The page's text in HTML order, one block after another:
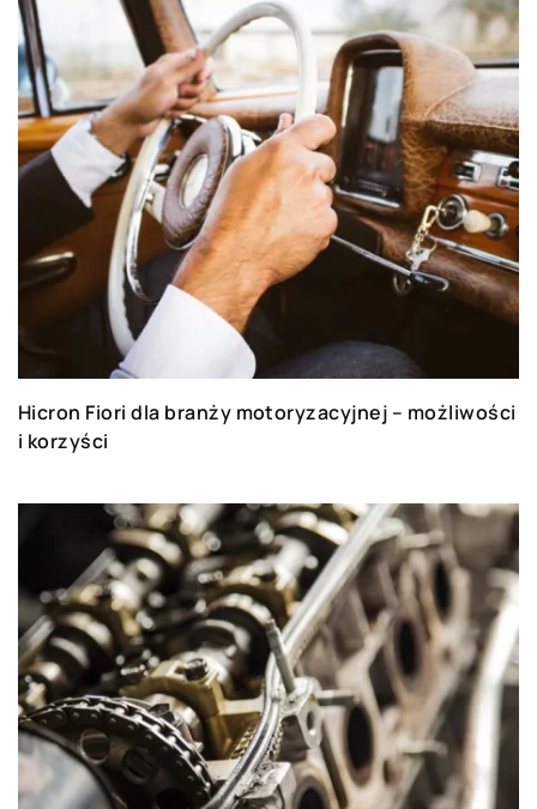
Hicron Fiori dla branży motoryzacyjnej – możliwości
i korzyści